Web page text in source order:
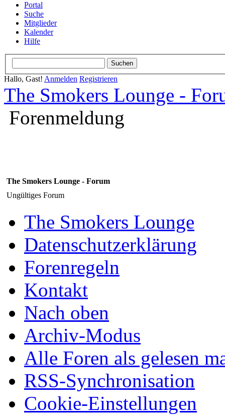
Portal
Suche
Mitglieder
Kalender
Hilfe
Hallo, Gast! Anmelden Registrieren
The Smokers Lounge -
Forenmeldung
The Smokers Lounge - Forum
Ungültiges Forum
The Smokers Lounge
Datenschutzerklärung
Forenregeln
Kontakt
Nach oben
Archiv-Modus
Alle Foren als gelesen
RSS-Synchronisation
Cookie-Einstellungen